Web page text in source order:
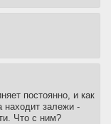
постоянно, и как
находит залежи -
Что с ним?